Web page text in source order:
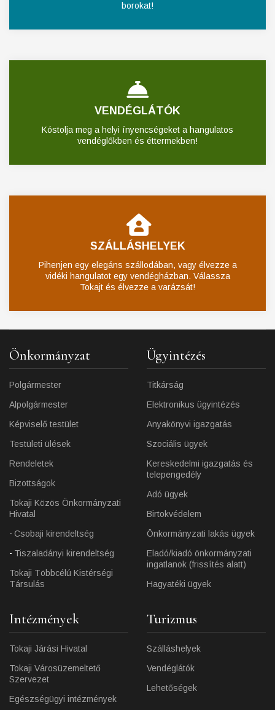
borokat!
VENDÉGLÁTÓK
Kóstolja meg a helyi ínyencségeket a hangulatos
vendéglőkben és éttermekben!
SZÁLLÁSHELYEK
Pihenjen egy elegáns szállodában, vagy élvezze a
vidéki hangulatot egy vendégházban. Válassza
Tokajt és élvezze a varázsát!
Önkormányzat
Polgármester
Alpolgármester
Képviselő testület
Testületi ülések
Rendeletek
Bizottságok
Tokaji Közös Önkormányzati
Hivatal
Csobaji kirendeltség
Tiszaladányi kirendeltség
Tokaji Többcélú Kistérségi
Társulás
Ügyintézés
Titkárság
Elektronikus ügyintézés
Anyakönyvi igazgatás
Szociális ügyek
Kereskedelmi igazgatás és
telepengedély
Adó ügyek
Birtokvédelem
Önkormányzati lakás ügyek
Eladó/kiadó önkormányzati
ingatlanok (frissítés alatt)
Hagyatéki ügyek
Intézmények
Tokaji Járási Hivatal
Tokaji Városüzemeltető
Szervezet
Egészségügyi intézmények
Turizmus
Szálláshelyek
Vendéglátók
Lehetőségek